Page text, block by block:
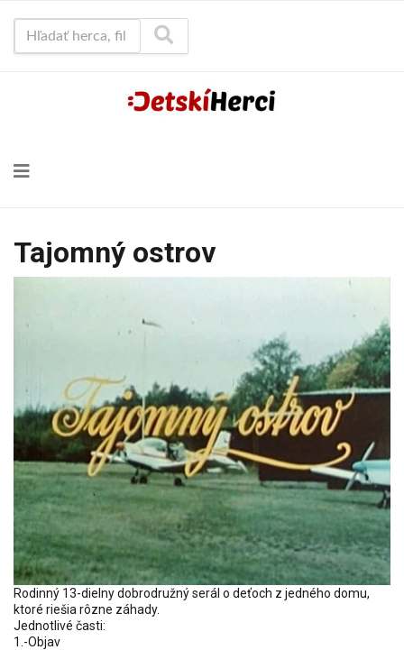
Tajomný ostrov
Rodinný 13-dielny dobrodružný serál o deťoch z jedného domu,
ktoré riešia rôzne záhady.
Jednotlivé časti:
1.-Objav